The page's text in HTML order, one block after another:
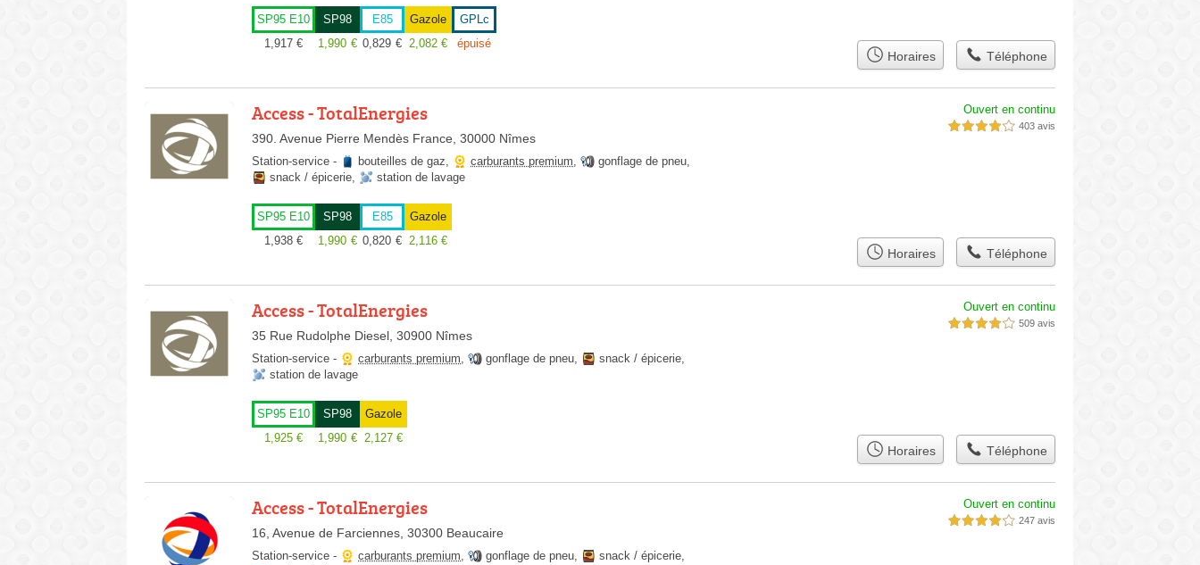
SP95 E10
1,917 €
SP98
1,990 €
E85
0,829 €
Gazole
2,082 €
GPLc
épuisé
Horaires Téléphone
Access - TotalEnergies
390. Avenue Pierre Mendès France, 30000 Nîmes
Ouvert en continu
4,0 étoiles sur 5 403 avis
Station-service - bouteilles de gaz, carburants premium, gonflage de pneu,
snack / épicerie, station de lavage
SP95 E10
1,938 €
SP98
1,990 €
E85
0,820 €
Gazole
2,116 €
Horaires Téléphone
Access - TotalEnergies
35 Rue Rudolphe Diesel, 30900 Nîmes
Ouvert en continu
4,0 étoiles sur 5 509 avis
Station-service - carburants premium, gonflage de pneu, snack / épicerie,
station de lavage
SP95 E10
1,925 €
SP98
1,990 €
Gazole
2,127 €
Horaires Téléphone
Access - TotalEnergies
16, Avenue de Farciennes, 30300 Beaucaire
Ouvert en continu
4,0 étoiles sur 5 247 avis
Station-service - carburants premium, gonflage de pneu, snack / épicerie,